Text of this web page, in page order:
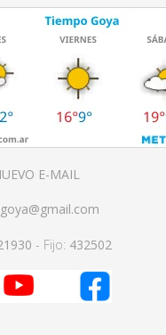
E-MAIL
- Fijo: 432502